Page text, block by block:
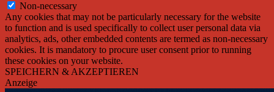
Non-necessary
Any cookies that may not be particularly necessary for the website
to function and is used specifically to collect user personal data via
analytics, ads, other embedded contents are termed as non-necessary
cookies. It is mandatory to procure user consent prior to running
these cookies on your website.
SPEICHERN & AKZEPTIEREN
Anzeige